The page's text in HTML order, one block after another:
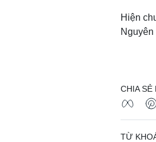
Hiện
CHIA SẺ
TỪ